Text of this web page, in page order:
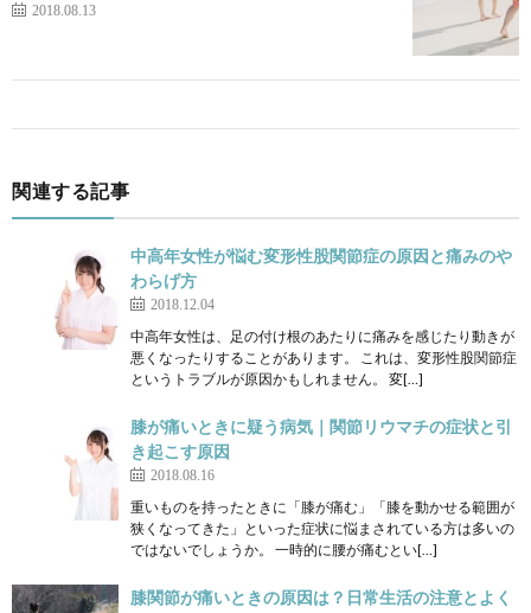
2018.08.13
関連する記事
中高年女性が悩む変形性股関節症の原因と痛みのや
わらげ方
2018.12.04
中高年女性は、足の付け根のあたりに痛みを感じたり動きが
悪くなったりすることがあります。 これは、変形性股関節症
というトラブルが原因かもしれません。 変[…]
膝が痛いときに疑う病気｜関節リウマチの症状と引
き起こす原因
2018.08.16
重いものを持ったときに「膝が痛む」「膝を動かせる範囲が
狭くなってきた」といった症状に悩まされている方は多いの
ではないでしょうか。 一時的に腰が痛むとい[…]
膝関節が痛いときの原因は？日常生活の注意とよく